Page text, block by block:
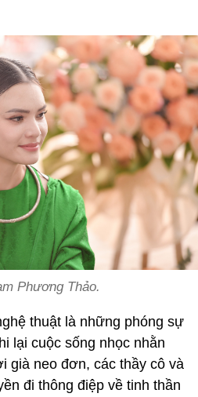
Phương Thảo.
thuật là những phóng sự
lại cuộc sống nhọc nhằn
già neo đơn, các thầy cô và
đi thông điệp về tinh thần